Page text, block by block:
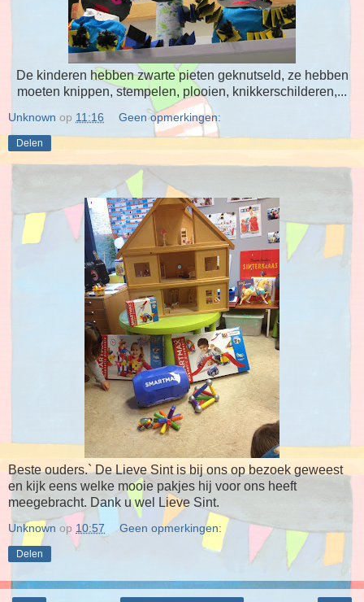
De kinderen hebben zwarte pieten geknutseld, ze hebben
moeten knippen, stempelen, plooien, knikkerschilderen,...
Unknown op 11:16 Geen opmerkingen:
Delen
Beste ouders.` De Lieve Sint is bij ons op bezoek geweest
en kijk eens welke mooie pakjes hij voor ons heeft
meegebracht. Dank u wel Lieve Sint.
Unknown op 10:57 Geen opmerkingen:
Delen